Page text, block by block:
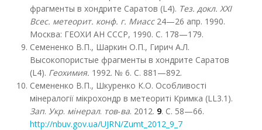
фрагменты в хондрите Саратов (L4). Тез. докл. ХХI
Всес. метеорит. конф. г. Миасс 24—26 апр. 1990.
Москва: ГЕОХИ АН СССР, 1990. С. 178—179.
Семененко В.П., Шаркин О.П., Гирич А.Л.
Высокопористые фрагменты в хондрите Саратов
(L4). Геохимия. 1992. № 6. С. 881—892.
Семененко В.П., Шкуренко К.О. Особливості
мінералогії мікрохондр в метеориті Кримка (LL3.1).
Зап. Укр. мінерал. тов-ва. 2012. 9. С. 58—66.
http://nbuv.gov.ua/UJRN/Zumt_2012_9_7